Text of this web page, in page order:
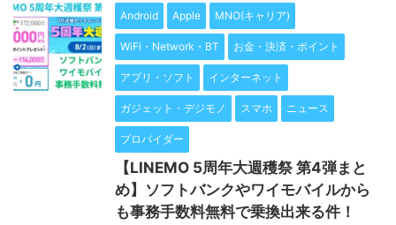
Android Apple MNO(キャリア)
WiFi・Network・BT お金・決済・ポイント
アプリ・ソフト インターネット
ガジェット・デジモノ スマホ ニュース
プロバイダー
【LINEMO 5周年大週穫祭 第4弾まと
め】ソフトバンクやワイモバイルから
も事務手数料無料で乗換出来る件！